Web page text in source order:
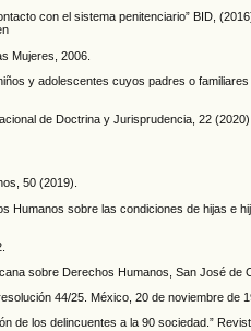
con el sistema penitenciario” BID,
Mujeres, 2006.
y adolescentes cuyos padres o
de Doctrina y Jurisprudencia, 22
50 (2019).
sobre las condiciones de hijas e
sobre Derechos Humanos, San José de
44/25. México, 20 de noviembre de
los delincuentes a la 90 sociedad.”